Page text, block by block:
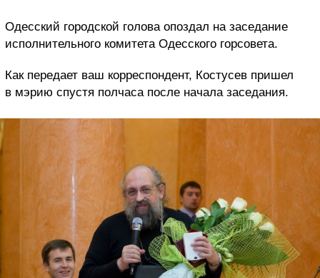
Одесский городской голова опоздал на заседание
исполнительного комитета Одесского горсовета.
Как передает ваш корреспондент, Костусев пришел
в мэрию спустя полчаса после начала заседания.